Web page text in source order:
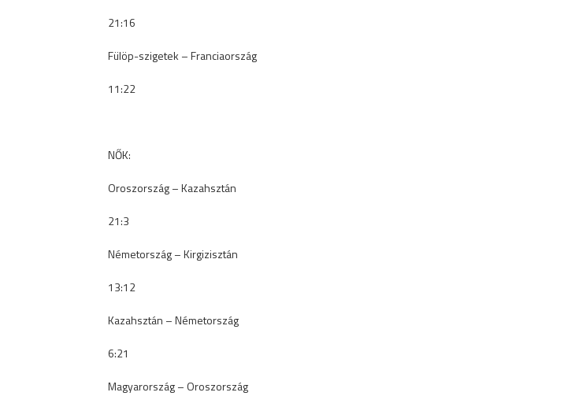
21:16
Fülöp-szigetek – Franciaország
11:22
NŐK:
Oroszország – Kazahsztán
21:3
Németország – Kirgizisztán
13:12
Kazahsztán – Németország
6:21
Magyarország – Oroszország